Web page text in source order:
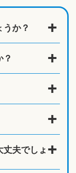
か？
夫でしょ